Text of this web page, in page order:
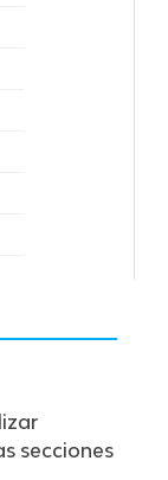
secciones